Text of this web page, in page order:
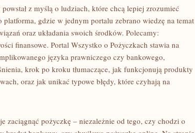
z myślą o ludziach, które chcą lepiej zrozumieć
gdzie w jednym portalu zebrano wiedzę na temat
oraz układania swoich środków. Polecamy:
finansowe. Portal Wszystko o Pożyczkach stawia na
języka prawniczego czy bankowego,
krok po kroku tłumaczące, jak funkcjonują produkty
oraz jak unikać typowe błędy, które czyhają na
zaciągnąć pożyczkę – niezależnie od tego, czy chodzi o